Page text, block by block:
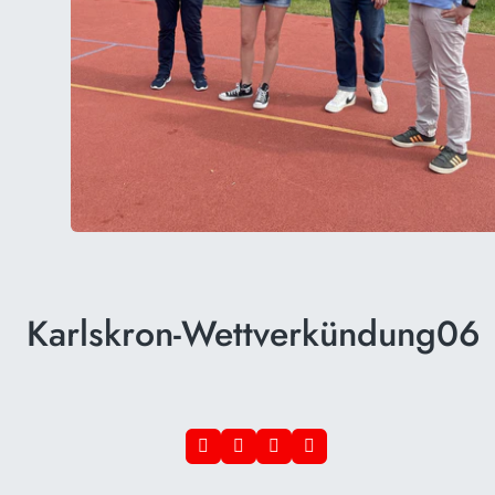
Karlskron-Wettverkündung06